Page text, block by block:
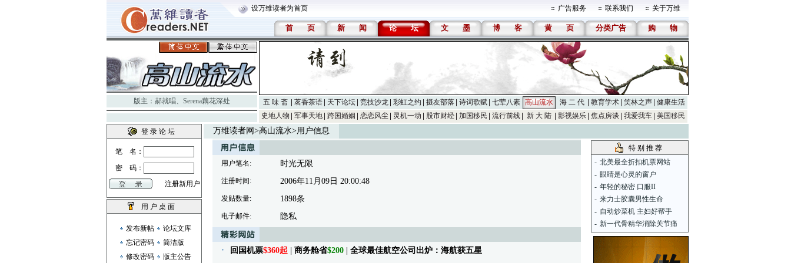
设万维读者为首页 广告服务 联系我们 关于万维
首 页 新 闻 论 坛 文 墨 博 客 黄 页 分类广告 购 物
版主： 郝就唱、 Serena藕花深处 五 味 斋 茗香茶语 天下论坛 竞技沙龙 彩虹之约 摄友部落 诗词歌赋 七荤八素 高山流水 海 二 代 教育学术 笑林之声 健康生活
史地人物
军事天地 跨国婚姻 恋恋风尘 灵机一动 股市财经 加国移民 流行前线 新 大 陆 影视娱乐 焦点房谈 我爱我车 美国移民
登 录 论 坛
笔 名：
密 码：
注册新用户
用 户 桌 面
发布新帖
论坛文库
忘记密码
简洁版
修改密码
版主公告
万维读者网 >高山流水>用户信息
用户笔名: 时光无限
注册时间: 2006年11月09日 20:00:48
发贴数量: 1898条
电子邮件: 隐私
回国机票$360起 | 商务舱省$200 | 全球最佳航空公司出炉：海航获五星
特 别 推 荐
- 北美最全折扣机票网站
- 眼睛是心灵的窗户
- 年轻的秘密 口服II
- 来力士胶囊男性生命
- 自动炒菜机 主妇好帮手
- 新一代骨精华消除关节痛